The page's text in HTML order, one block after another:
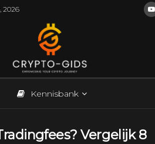
2026
Kennisbank
Vergelijk 8